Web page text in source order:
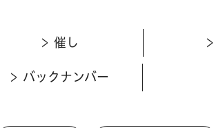
催し
バックナンバー